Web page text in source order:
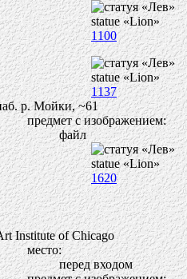
1100
1137
р. Мойки, ~61
предмет с изображением:
файл
1620
Institute of Chicago
место:
перед входом